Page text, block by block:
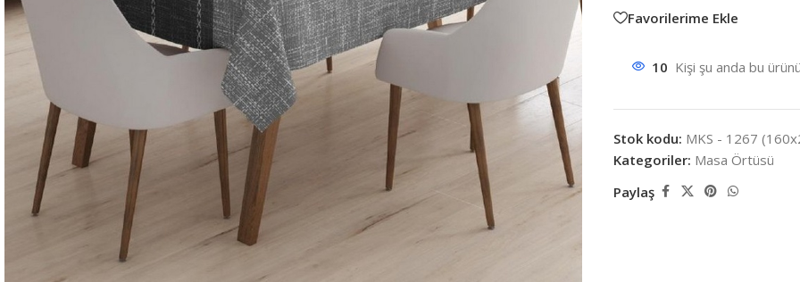
Favorilerime Ekle
10 Kişi şu anda bu
Stok kodu: MKS - 1267
Kategoriler: Masa Örtüsü
Paylaş